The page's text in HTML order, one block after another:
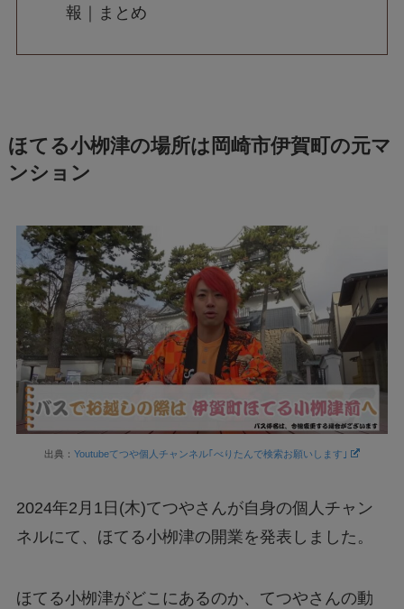
報｜まとめ
ほてる小栁津の場所は岡崎市伊賀町の元マ
ンション
出典： Youtubeてつや個人チャンネル｢べりたんで検索お願いします｣
2024年2月1日(木)てつやさんが自身の個人チャン
ネルにて、ほてる小栁津の開業を発表しました。
ほてる小栁津がどこにあるのか、てつやさんの動